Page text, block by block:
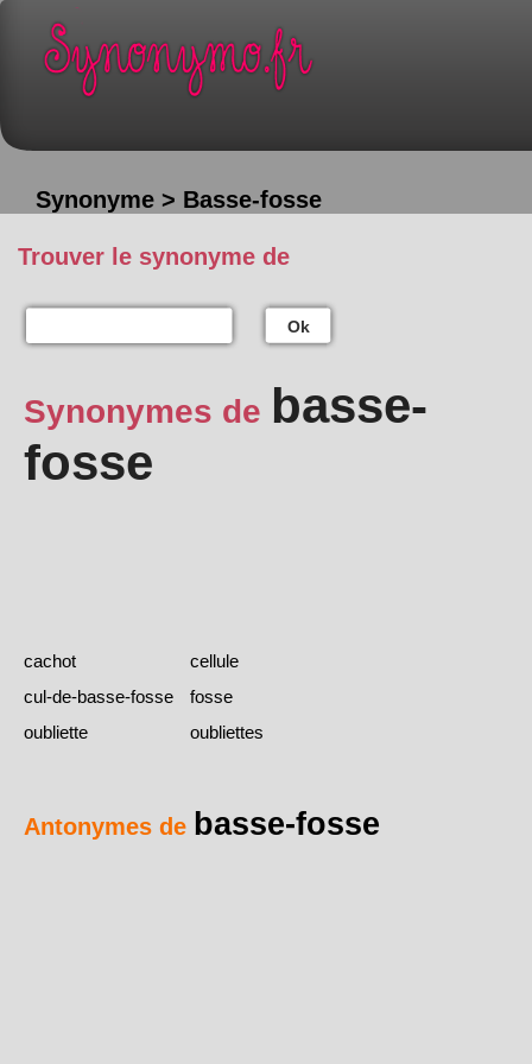
Synonyme > Basse-fosse
Trouver le synonyme de
Ok
Synonymes de basse-
fosse
cachot
cellule
cul-de-basse-fosse
fosse
oubliette
oubliettes
Antonymes de basse-fosse